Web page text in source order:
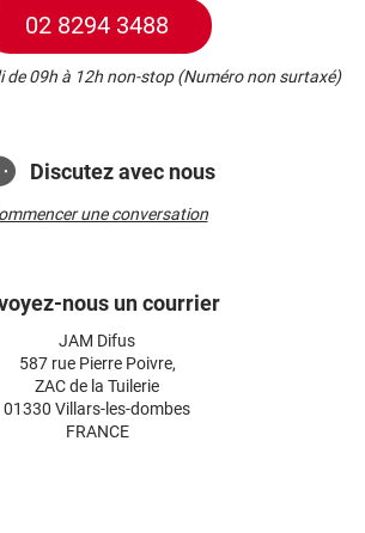
02 8294 3488
de 09h à 12h non-stop (Numéro non surtaxé)
Discutez avec nous
une conversation
nous un courrier
JAM Difus
587 rue Pierre Poivre,
ZAC de la Tuilerie
01330 Villars-les-dombes
FRANCE